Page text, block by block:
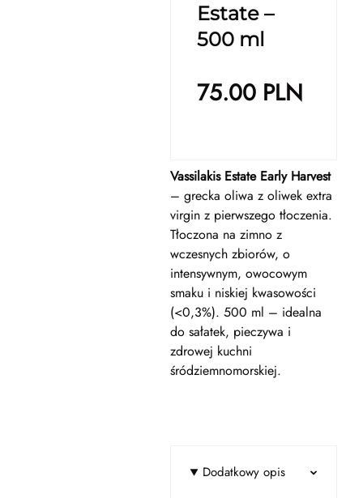
Estate –
500 ml
75.00PLN
Vassilakis Estate Early Harvest
– grecka oliwa z oliwek extra
virgin z pierwszego tłoczenia.
Tłoczona na zimno z
wczesnych zbiorów, o
intensywnym, owocowym
smaku i niskiej kwasowości
(<0,3%). 500 ml – idealna
do sałatek, pieczywa i
zdrowej kuchni
śródziemnomorskiej.
Dodatkowy opis